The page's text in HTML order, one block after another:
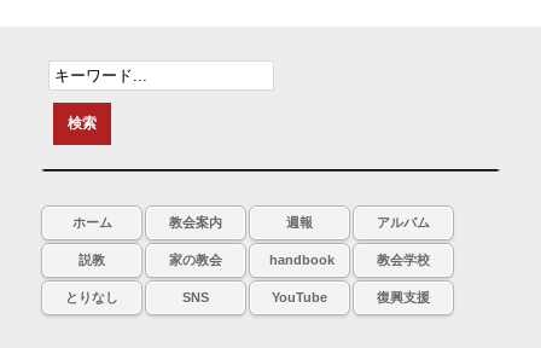
ホーム 教会案内 週報 アルバム
説教 家の教会 handbook 教会学校
とりなし SNS YouTube 復興支援